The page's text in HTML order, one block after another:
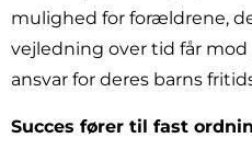
mulighed for forældrene,
vejledning over tid får
ansvar for deres barns
Succes fører til fast